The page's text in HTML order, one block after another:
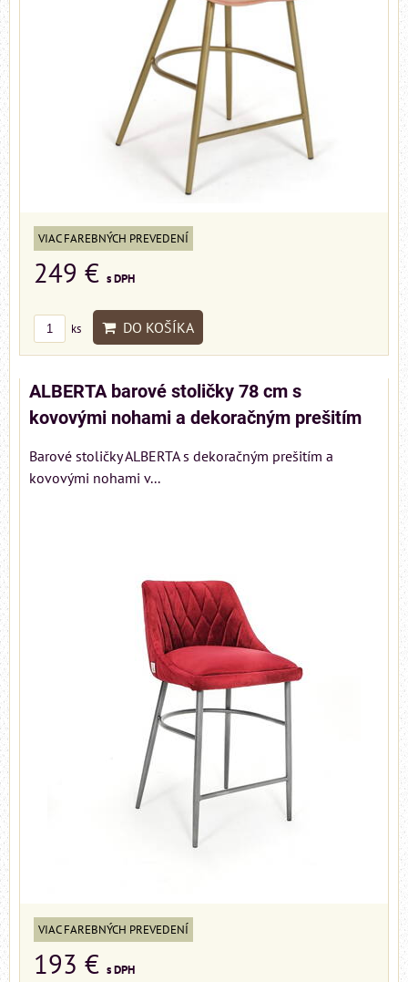
VIAC FAREBNÝCH PREVEDENÍ
249 € s DPH
ks DO KOŠÍKA
ALBERTA barové stoličky 78 cm s
kovovými nohami a dekoračným prešitím
Barové stoličky ALBERTA s dekoračným prešitím a
kovovými nohami v...
VIAC FAREBNÝCH PREVEDENÍ
193 € s DPH